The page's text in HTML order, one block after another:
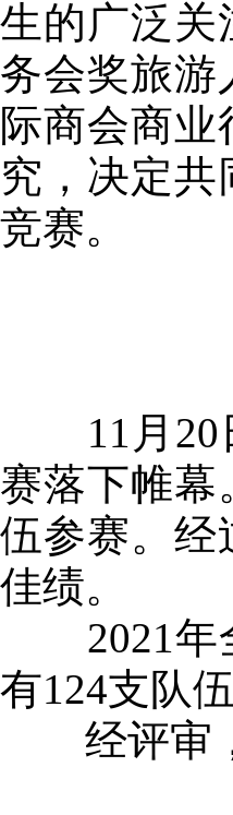
生的广泛关
务会奖旅游
际商会商
究，决定共
竞赛。
11月20日
赛落下帷幕
伍参赛。经
佳绩。
2021年全
有124支队
经评审，